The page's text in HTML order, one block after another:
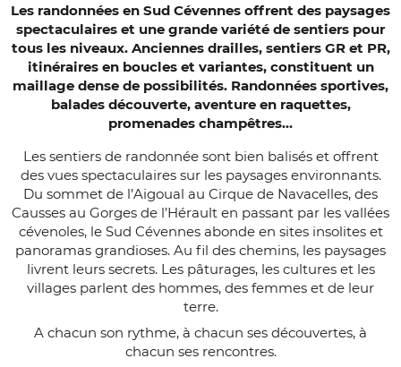
Les randonnées en Sud Cévennes offrent des paysages
spectaculaires et une grande variété de sentiers pour
tous les niveaux. Anciennes drailles, sentiers GR et PR,
itinéraires en boucles et variantes, constituent un
maillage dense de possibilités. Randonnées sportives,
balades découverte, aventure en raquettes,
promenades champêtres…
Les sentiers de randonnée sont bien balisés et offrent
des vues spectaculaires sur les paysages environnants.
Du sommet de l’Aigoual au Cirque de Navacelles, des
Causses au Gorges de l’Hérault en passant par les vallées
cévenoles, le Sud Cévennes abonde en sites insolites et
panoramas grandioses. Au fil des chemins, les paysages
livrent leurs secrets. Les pâturages, les cultures et les
villages parlent des hommes, des femmes et de leur
terre.
A chacun son rythme, à chacun ses découvertes, à
chacun ses rencontres.